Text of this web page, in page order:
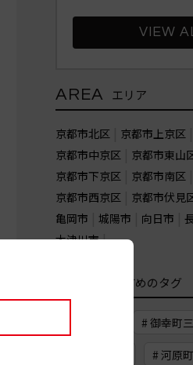
VIEW
AREA エリア
京都市北区 京都市上京区
京都市中京区
京都市東山
京都市下京区
京都市南区
京都市西京区
京都市伏見
亀岡市
城陽市 向日市
木津川市
おすすめのタグ
# 御幸町
# 河原